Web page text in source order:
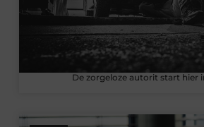
De zorgeloze autorit start hier